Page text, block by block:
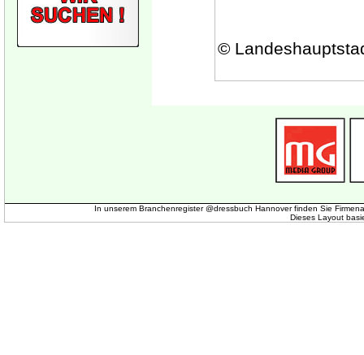
©
In unserem Branchenregister @dressbuch Hannover finden Sie
Dieses Layout